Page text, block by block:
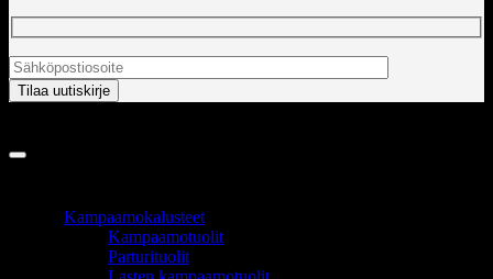
Kampaamokalusteet
Kampaamotuolit
Parturituolit